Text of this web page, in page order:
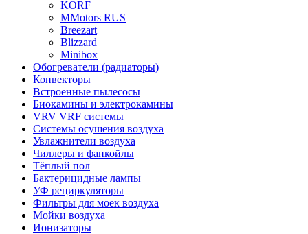
KORF
MMotors RUS
Breezart
Blizzard
Minibox
Обогреватели (радиаторы)
Конвекторы
Встроенные пылесосы
Биокамины и электрокамины
VRV VRF системы
Системы осушения воздуха
Увлажнители воздуха
Чиллеры и фанкойлы
Тёплый пол
Бактерицидные лампы
УФ рециркуляторы
Фильтры для моек воздуха
Мойки воздуха
Ионизаторы